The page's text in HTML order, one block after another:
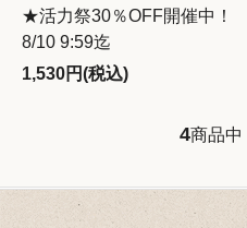
★活力祭30％OFF開催中！
8/10 9:59迄
1,530円(税込)
4商品中